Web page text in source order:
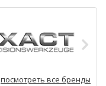
посмотреть все бренды